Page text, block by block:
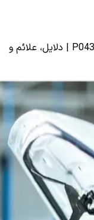
راهنمای جامع عیب یابی کد خطای P0435 | دلایل، علائم و